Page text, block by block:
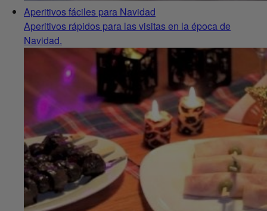
Aperitivos fáciles para Navidad
Aperitivos rápidos para las visitas en la época de
Navidad.